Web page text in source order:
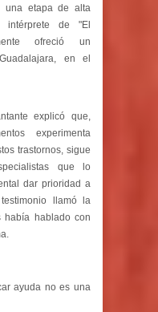
una etapa de alta
intérprete de "El
ofreció un
en el
explicó que,
experimenta
trastornos, sigue
que lo
dar prioridad a
llamó la
había hablado con
ayuda no es una